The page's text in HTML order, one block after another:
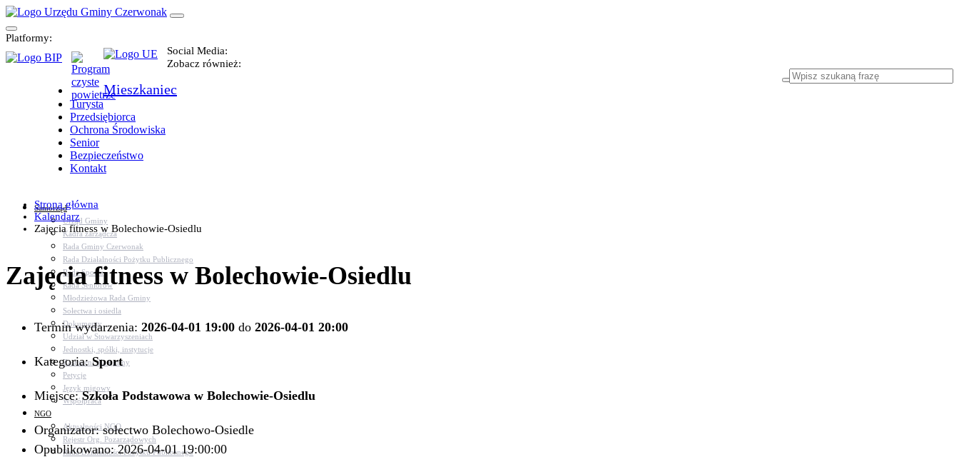
Platformy:
Social Media:
Zobacz również:
Mieszkaniec
Turysta
Przedsiębiorca
Ochrona Środowiska
Senior
Bezpieczeństwo
Kontakt
Samorząd
Urząd Gminy
Kadra zarządcza
Rada Gminy Czerwonak
Rada Działalności Pożytku Publicznego
Rada Sportu
Rada Seniorów
Młodzieżowa Rada Gminy
Sołectwa i osiedla
Dokumenty
Udział w Stowarzyszeniach
Jednostki, spółki, instytucje
Zasłużeni dla gminy
Petycje
Język migowy
Współpraca
NGO
Aktualności NGO
Rejestr Org. Pozarządowych
Rada Działalności Pożytku Publicznego
Strona główna
Kalendarz
Zajęcia fitness w Bolechowie-Osiedlu
Zajęcia fitness w Bolechowie-Osiedlu
Termin wydarzenia: 2026-04-01 19:00 do 2026-04-01 20:00
Kategoria:Sport
Miejsce:Szkoła Podstawowa w Bolechowie-Osiedlu
Organizator: sołectwo Bolechowo-Osiedle
Opublikowano: 2026-04-01 19:00:00